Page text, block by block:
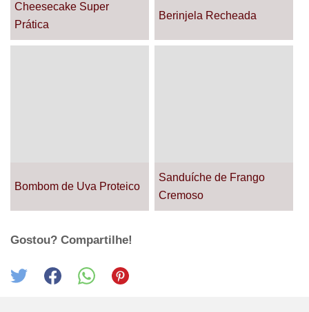
Cheesecake Super
Prática
Berinjela Recheada
Bombom de Uva Proteico
Sanduíche de Frango
Cremoso
Gostou? Compartilhe!